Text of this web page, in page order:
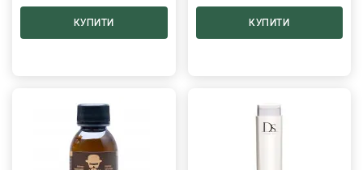
КУПИТИ КУПИТИ